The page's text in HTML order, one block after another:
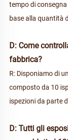
tempo di
base alla quantità
D: Come
fabbrica?
R: Disponiamo di
composto da 10
ispezioni da parte
D: Tutti gli